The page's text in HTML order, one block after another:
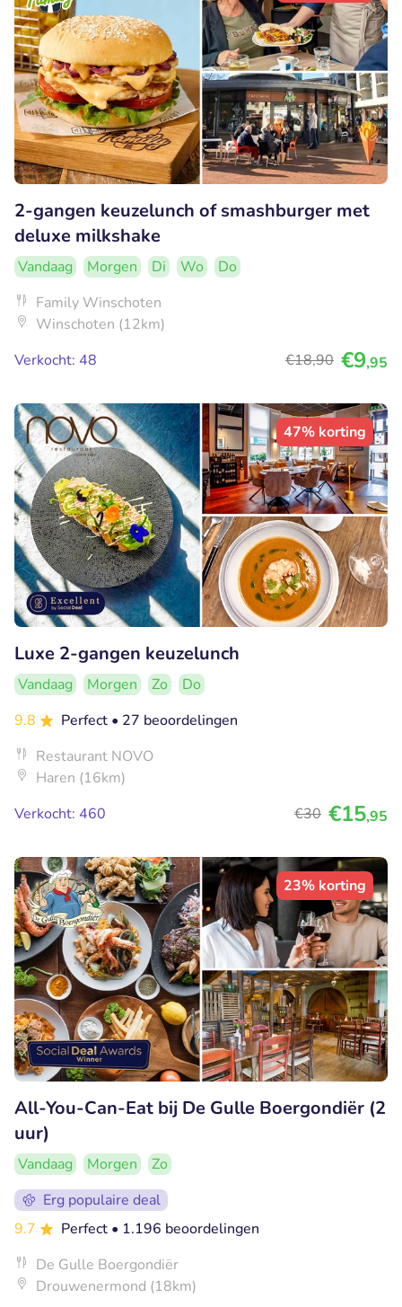
2-gangen keuzelunch of smashburger met
deluxe milkshake
Vandaag Morgen Di Wo
Do
Family Winschoten
Winschoten (12km)
Verkocht: 48
€18,90 €9,95
47% korting
Luxe 2-gangen keuzelunch
Vandaag Morgen Zo
Do
9.8
Perfect • 27 beoordelingen
Restaurant NOVO
Haren (16km)
Verkocht: 460
€30 €15,95
23% korting
All-You-Can-Eat bij De Gulle Boergondiër (2
uur)
Vandaag Morgen
Zo
Erg populaire deal
9.7
Perfect • 1.196 beoordelingen
De Gulle Boergondiër
Drouwenermond (18km)